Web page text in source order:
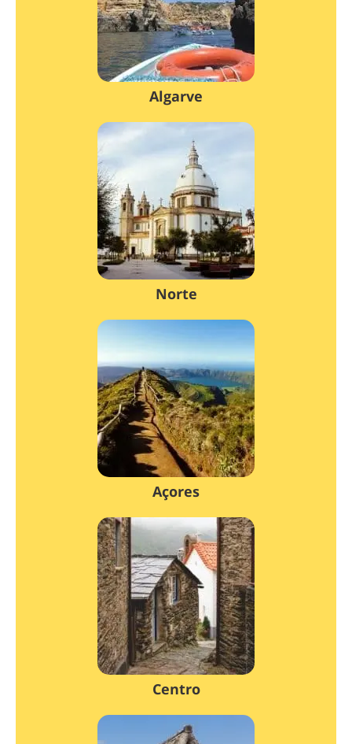
Algarve
Norte
Açores
Centro